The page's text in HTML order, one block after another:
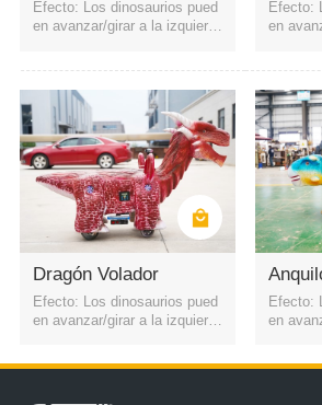
Efecto: Los dinosaurios pued
en avanzar/girar a la izquierd
QR o control remoto. Cuatro f
aros
Efecto:
en
QR o
aros
Dragón Volador
Efecto: Los dinosaurios pued
en avanzar/girar a la izquierd
Efecto:
en